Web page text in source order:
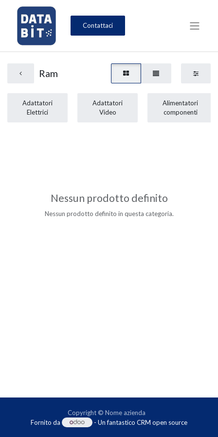
Contattaci
Ram
Adattatori
Elettrici
Adattatori
Video
Alimentatori
componenti
Nessun prodotto definito
Nessun prodotto definito in questa categoria.
Copyright © Nome azienda
Fornito da
- Un fantastico CRM open source